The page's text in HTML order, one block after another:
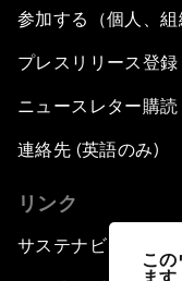
こ
ます
参加する（個人、組
プレスリリース登録
ニュースレター購読
連絡先 (英語のみ)
リンク
サステナビリティへ